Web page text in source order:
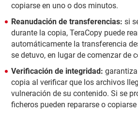
copiarse en uno o dos minutos.
Reanudación de transferencias: si
durante la copia, TeraCopy puede
automáticamente la transferencia
se detuvo, en lugar de comenzar de
Verificación de integridad:
copia al verificar que los archivos
vulneración de su contenido. Si se
ficheros pueden repararse o